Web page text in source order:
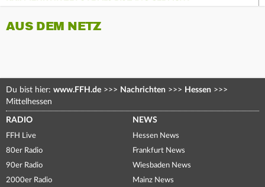
AUS DEM NETZ
Du bist hier: www.FFH.de >>> Nachrichten >>> Hessen >>>
Mittelhessen
RADIO
FFH Live
80er Radio
90er Radio
2000er Radio
NEWS
Hessen News
Frankfurt News
Wiesbaden News
Mainz News